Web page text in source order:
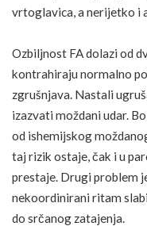
vrtoglavica, a nerijetko i
Ozbiljnost FA dolazi od
kontrahiraju normalno
zgrušnjava. Nastali
izazvati moždani udar.
od ishemijskog
taj rizik ostaje, čak i u
prestaje. Drugi problem
nekoordinirani ritam
do srčanog zatajenja.